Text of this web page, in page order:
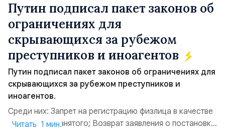
Путин подписал пакет законов об
ограничениях для
скрывающихся за рубежом
преступников и иноагентов
Путин подписал пакет законов об ограничениях для
скрывающихся за рубежом преступников и
иноагентов.
Среди них: Запрет на регистрацию физлица в качестве
ИП или самозанятого; Возврат заявления о постановке
Читать 1 мин.